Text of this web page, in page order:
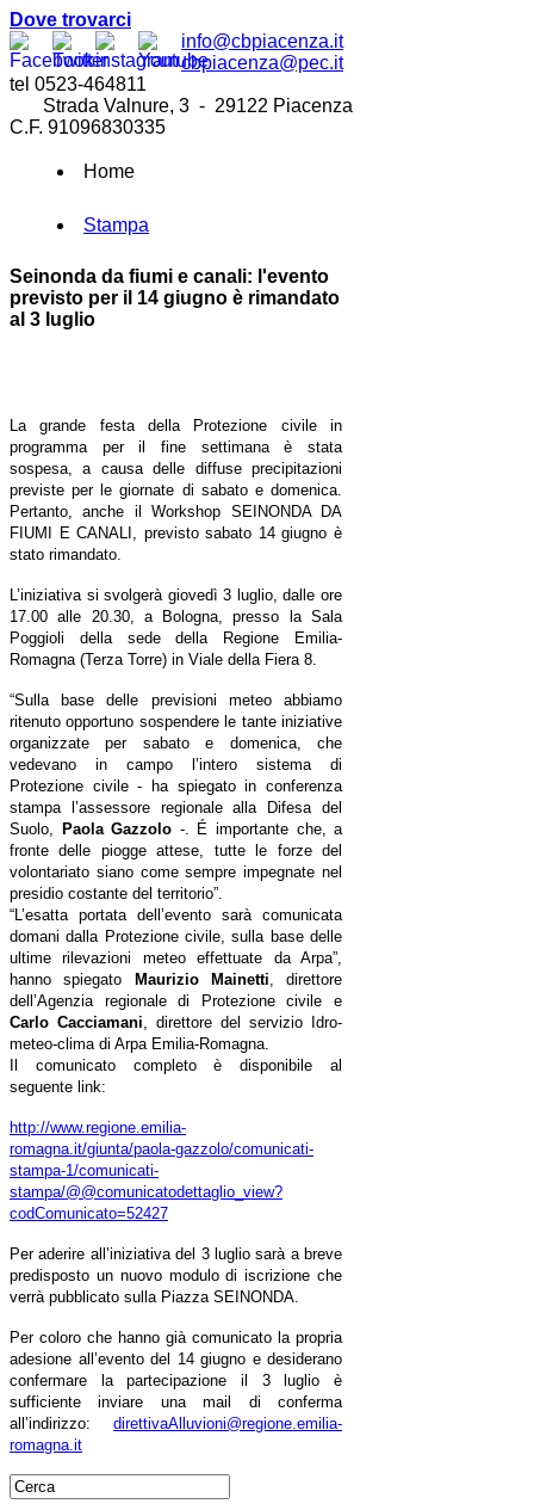
Dove trovarci
info@cbpiacenza.it
cbpiacenza@pec.it
tel 0523-464811
Strada Valnure, 3 - 29122 Piacenza
C.F. 91096830335
Home
Stampa
Seinonda da fiumi e canali: l'evento
previsto per il 14 giugno è rimandato
al 3 luglio
La grande festa della Protezione civile in
programma per il fine settimana è stata
sospesa, a causa delle diffuse precipitazioni
previste per le giornate di sabato e domenica.
Pertanto, anche il Workshop SEINONDA DA
FIUMI E CANALI, previsto sabato 14 giugno è
stato rimandato.
L’iniziativa si svolgerà giovedì 3 luglio, dalle ore
17.00 alle 20.30, a Bologna, presso la Sala
Poggioli della sede della Regione Emilia-
Romagna (Terza Torre) in Viale della Fiera 8.
“Sulla base delle previsioni meteo abbiamo
ritenuto opportuno sospendere le tante iniziative
organizzate per sabato e domenica, che
vedevano in campo l’intero sistema di
Protezione civile - ha spiegato in conferenza
stampa l’assessore regionale alla Difesa del
Suolo, Paola Gazzolo -. É importante che, a
fronte delle piogge attese, tutte le forze del
volontariato siano come sempre impegnate nel
presidio costante del territorio”.
“L’esatta portata dell’evento sarà comunicata
domani dalla Protezione civile, sulla base delle
ultime rilevazioni meteo effettuate da Arpa”,
hanno spiegato Maurizio Mainetti , direttore
dell’Agenzia regionale di Protezione civile e
Carlo Cacciamani , direttore del servizio Idro-
meteo-clima di Arpa Emilia-Romagna.
Il comunicato completo è disponibile al
seguente link:
http://www.regione.emilia-
romagna.it/giunta/paola-gazzolo/comunicati-
stampa-1/comunicati-
stampa/@@comunicatodettaglio_view?
codComunicato=52427
Per aderire all’iniziativa del 3 luglio sarà a breve
predisposto un nuovo modulo di iscrizione che
verrà pubblicato sulla Piazza SEINONDA.
Per coloro che hanno già comunicato la propria
adesione all’evento del 14 giugno e desiderano
confermare la partecipazione il 3 luglio è
sufficiente inviare una mail di conferma
all’indirizzo:direttivaAlluvioni@regione.emilia-
romagna.it